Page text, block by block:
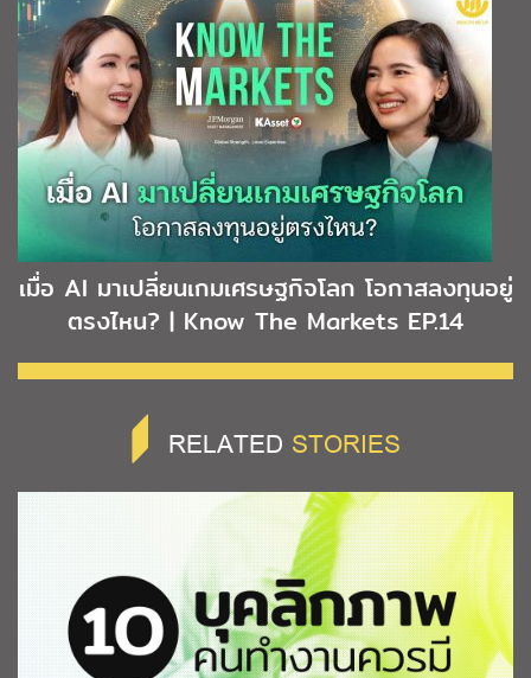
เมื่อ AI มาเปลี่ยนเกมเศรษฐกิจโลก โอกาสลงทุนอยู่
ตรงไหน? | Know The Markets EP.14
RELATED STORIES